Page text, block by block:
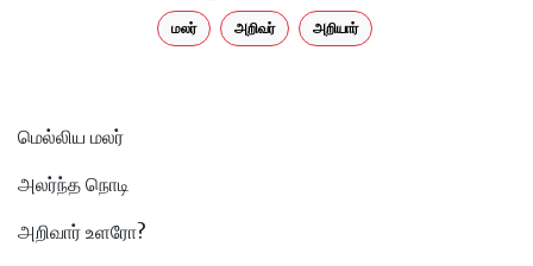
மலர் அறிவர் அறியார்
மெல்லிய மலர்
அலர்ந்த நொடி
அறிவார் உளரோ?